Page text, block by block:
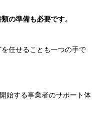
の準備も必要です。
任せることも一つの手で
始する事業者のサポート体